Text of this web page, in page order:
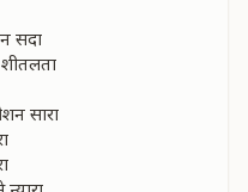
सदा
सारा